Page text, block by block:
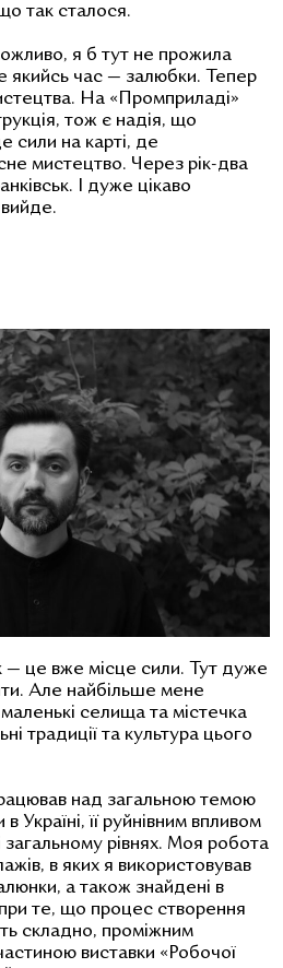
так сталося.
я б тут не прожила
якийсь час — залюбки. Тепер
На «Промприладі»
тож є надія, що
сили на карті, де
мистецтво. Через рік-два
І дуже цікаво
— це вже місце сили. Тут дуже
Але найбільше мене
селища та містечка
традиції та культура цього
над загальною темою
Україні, її руйнівним впливом
загальному рівнях. Моя робота
в яких я використовував
а також знайдені в
те, що процес створення
складно, проміжним
виставки «Робочої